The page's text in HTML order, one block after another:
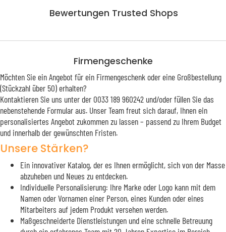
Bewertungen Trusted Shops
Firmengeschenke
Möchten Sie ein Angebot für ein Firmengeschenk oder eine Großbestellung
(Stückzahl über 50) erhalten?
Kontaktieren Sie uns unter der 0033 189 960242 und/oder füllen Sie das
nebenstehende Formular aus. Unser Team freut sich darauf, Ihnen ein
personalisiertes Angebot zukommen zu lassen – passend zu Ihrem Budget
und innerhalb der gewünschten Fristen.
Unsere Stärken?
Ein innovativer Katalog, der es Ihnen ermöglicht, sich von der Masse
abzuheben und Neues zu entdecken.
Individuelle Personalisierung: Ihre Marke oder Logo kann mit dem
Namen oder Vornamen einer Person, eines Kunden oder eines
Mitarbeiters auf jedem Produkt versehen werden.
Maßgeschneiderte Dienstleistungen und eine schnelle Betreuung